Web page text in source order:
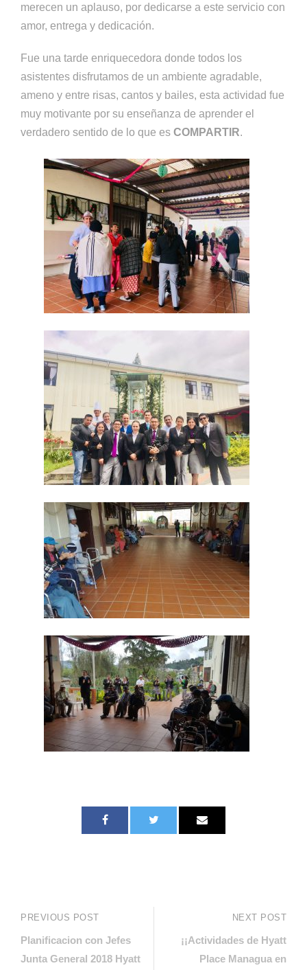
merecen un aplauso, por dedicarse a este servicio con
amor, entrega y dedicación.
Fue una tarde enriquecedora donde todos los
asistentes disfrutamos de un ambiente agradable,
ameno y entre risas, cantos y bailes, esta actividad fue
muy motivante por su enseñanza de aprender el
verdadero sentido de lo que es COMPARTIR.
PREVIOUS POST
Planificacion con Jefes
Junta General 2018 Hyatt
NEXT POST
¡¡Actividades de Hyatt
Place Managua en